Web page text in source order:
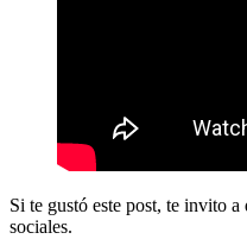
Si te gustó este post, te invito
sociales.